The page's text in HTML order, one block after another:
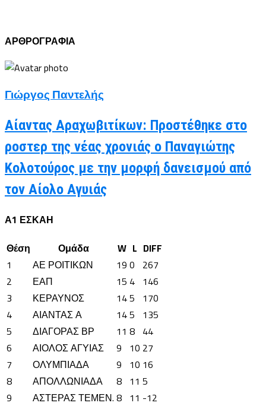
ΑΡΘΡΟΓΡΑΦΙΑ
Γιώργος Παντελής
Αίαντας Αραχωβιτίκων: Προστέθηκε στο
ροστερ της νέας χρονιάς ο Παναγιώτης
Κολοτούρος με την μορφή δανεισμού από
τον Αίολο Αγυιάς
Α1 ΕΣΚΑΗ
Θέση Ομάδα W L DIFF
1
ΑΕ ΡΟΙΤΙΚΩΝ 19 0
267
2
ΕΑΠ 15 4 146
3
ΚΕΡΑΥΝΟΣ 145
170
4
ΑΙΑΝΤΑΣ Α 145
135
5
ΔΙΑΓΟΡΑΣ ΒΡ 11 8 44
6
ΑΙΟΛΟΣ ΑΓΥΙΑΣ 9 10 27
7
ΟΛΥΜΠΙΑΔΑ 9 10 16
8
ΑΠΟΛΛΩΝΙΑΔΑ 8 11 5
9
ΑΣΤΕΡΑΣ ΤΕΜΕΝ. 8 11 -12